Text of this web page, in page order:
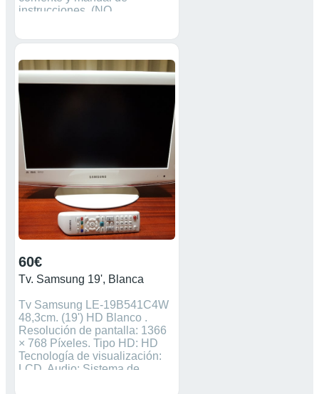
instrucciones. (NO
VENDE EN 60 €. ME LA
60€
Tv. Samsung 19', Blanca
Tv Samsung LE-19B541C4W
48,3cm. (19') HD Blanco .
Resolución de pantalla: 1366
× 768 Píxeles. Tipo HD: HD
Tecnología de visualización:
LCD. Audio: Sistema de